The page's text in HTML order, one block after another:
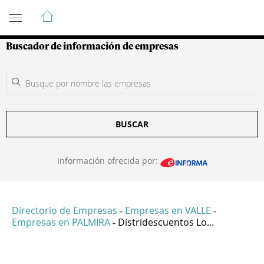
Guía de Empresas Colombianas
Buscador de información de empresas
BUSCAR
Información ofrecida por:
Directorio de Empresas - Empresas en VALLE -
Empresas en PALMIRA - Distridescuentos Lo...